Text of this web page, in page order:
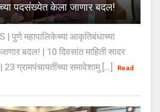
पदसंख्येत केला जाणार बदल!
| पुणे महापालिकेच्या आकृतिबंधाच्या
बदल! | 10 दिवसांत माहिती सादर
ग्रामपंचायतींच्या समावेशामु [...]
Read